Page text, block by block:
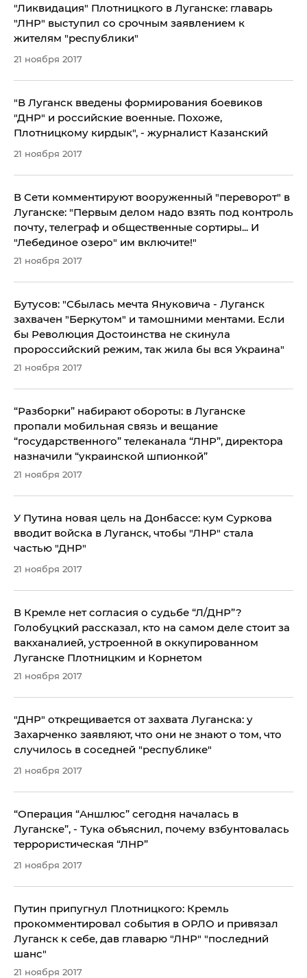
"Ликвидация" Плотницкого в Луганске: главарь
"ЛНР" выступил со срочным заявлением к
жителям "республики"
21 ноября 2017
"В Луганск введены формирования боевиков
"ДНР" и российские военные. Похоже,
Плотницкому кирдык", - журналист Казанский
21 ноября 2017
В Сети комментируют вооруженный "переворот" в
Луганске: "Первым делом надо взять под контроль
почту, телеграф и общественные сортиры... И
"Лебединое озеро" им включите!"
21 ноября 2017
Бутусов: "Сбылась мечта Януковича - Луганск
захвачен "Беркутом" и тамошними ментами. Если
бы Революция Достоинства не скинула
пророссийский режим, так жила бы вся Украина"
21 ноября 2017
​“Разборки” набирают обороты: в Луганске
пропали мобильная связь и вещание
“государственного” телеканала “ЛНР”, директора
назначили “украинской шпионкой”
21 ноября 2017
У Путина новая цель на Донбассе: кум Суркова
вводит войска в Луганск, чтобы "ЛНР" стала
частью "ДНР"
21 ноября 2017
​В Кремле нет согласия о судьбе “Л/ДНР”?
Голобуцкий рассказал, кто на самом деле стоит за
вакханалией, устроенной в оккупированном
Луганске Плотницким и Корнетом
21 ноября 2017
"ДНР" открещивается от захвата Луганска: у
Захарченко заявляют, что они не знают о том, что
случилось в соседней "республике"
21 ноября 2017
“Операция “Аншлюс” сегодня началась в
Луганске”, - Тука объяснил, почему взбунтовалась
террористическая “ЛНР”
21 ноября 2017
Путин припугнул Плотницкого: Кремль
прокомментировал события в ОРЛО и привязал
Луганск к себе, дав главарю "ЛНР" "последний
шанс"
21 ноября 2017